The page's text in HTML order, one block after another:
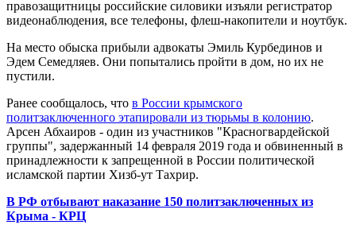
правозащитницы российские силовики изъяли регистратор
видеонаблюдения, все телефоны, флеш-накопители и ноутбук.
На место обыска прибыли адвокаты Эмиль Курбединов и
Эдем Семедляев. Они попытались пройти в дом, но их не
пустили.
Ранее сообщалось, что в России крымского
политзаключенного этапировали из тюрьмы в колонию.
Арсен Абхаиров - один из участников "Красногвардейской
группы", задержанный 14 февраля 2019 года и обвиненный в
принадлежности к запрещенной в России политической
исламской партии Хизб-ут Тахрир.
В РФ отбывают наказание 150 политзаключенных из
Крыма - КРЦ